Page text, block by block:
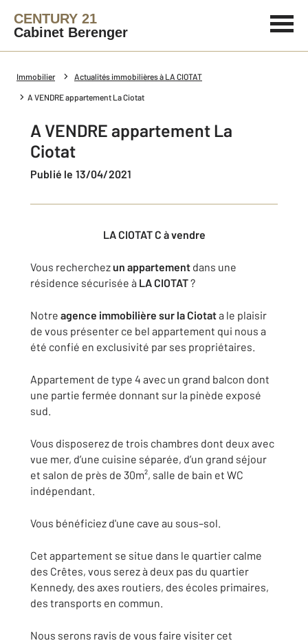
CENTURY 21
Cabinet Berenger
Immobilier Actualités immobilières à LA CIOTAT
A VENDRE appartement La Ciotat
A VENDRE appartement La
Ciotat
Publié le 13/04/2021
LA CIOTAT C à vendre
Vous recherchezun appartement dans une
résidence sécurisée à LA CIOTAT?
Notre agence immobilière sur la Ciotata le plaisir
de vous présenter ce bel appartement qui nous a
été confié en exclusivité par ses propriétaires.
Appartement de type 4 avec un grand balcon dont
une partie fermée donnant sur la pinède exposé
sud.
Vous disposerez de trois chambres dont deux avec
vue mer, d’une cuisine séparée, d’un grand séjour
et salon de près de 30m², salle de bain et WC
indépendant.
Vous bénéficiez d'une cave au sous–sol.
Cet appartement se situe dans le quartier calme
des Crêtes, vous serez à deux pas du quartier
Kennedy, des axes routiers, des écoles primaires,
des transports en commun.
Nous serons ravis de vous faire visiter cet